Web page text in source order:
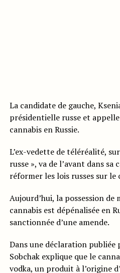
La candidate de gauche,
présidentielle russe et
cannabis en Russie.
L’ex-vedette de téléréalité,
russe », va de l’avant dans sa
réformer les lois russes sur le
Aujourd’hui, la possession de
cannabis est dépénalisée en
sanctionnée d’une amende.
Dans une déclaration publiée
Sobchak explique que le
vodka, un produit à l’origine